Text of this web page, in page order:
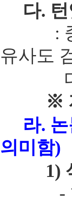
다. 턴
: 중앙
유사도
디지
※ 자세
라. 논
의미함)
1)
- 한국